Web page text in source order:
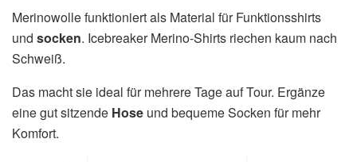
Merinowolle funktioniert als Material für Funktionsshirts
und socken. Icebreaker Merino-Shirts riechen kaum nach
Schweiß.
Das macht sie ideal für mehrere Tage auf Tour. Ergänze
eine gut sitzende Hose und bequeme Socken für mehr
Komfort.